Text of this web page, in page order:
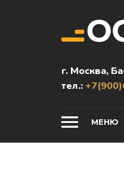
г. Москва,
тел.:
МЕНЮ